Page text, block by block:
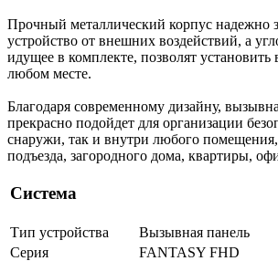
Прочный металлический корпус надежно
устройство от внешних воздействий, а
идущее в комплекте, позволят
любом месте.
Благодаря современному дизайну,
прекрасно подойдет для организации
снаружи, так и внутри любого
подъезда, загородного дома, квартиры,
Система
Тип устройства
Вызывная панель
Серия
FANTASY FHD